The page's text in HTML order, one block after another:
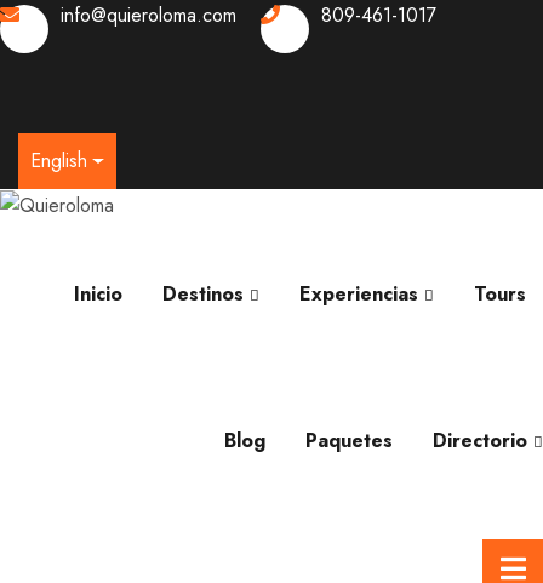
info@quieroloma.com 809-461-1017
English
Inicio Destinos Experiencias Tours
Blog Paquetes Directorio